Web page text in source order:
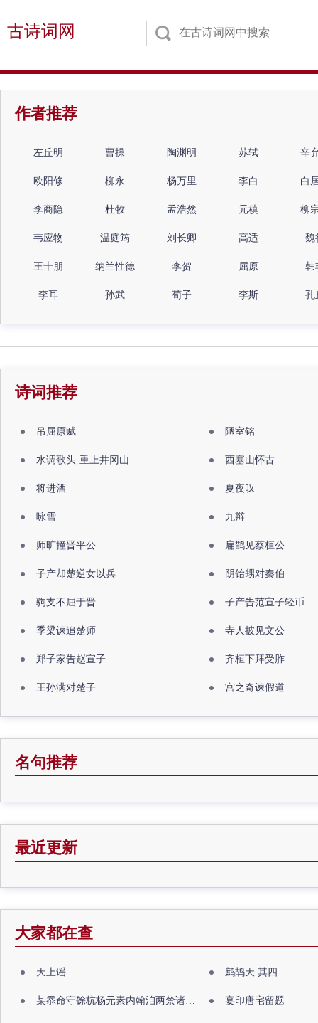
古诗词网
作者推荐
左丘明 曹操 陶渊明 苏轼 辛
欧阳修 柳永 杨万里 李白 白
李商隐 杜牧 孟浩然 元稹 柳
韦应物 温庭筠 刘长卿 高适 魏
王十朋 纳兰性德 李贺 屈原 韩
李耳 孙武 荀子 李斯 孔
诗词推荐
吊屈原赋 陋室铭
水调歌头·重上井冈山 西塞山怀古
将进酒 夏夜叹
咏雪 九辩
师旷撞晋平公 扁鹊见蔡桓公
子产却楚逆女以兵 阴饴甥对秦伯
驹支不屈于晋 子产告范宣子轻币
季梁谏追楚师 寺人披见文公
郑子家告赵宣子 齐桓下拜受胙
王孙满对楚子 宫之奇谏假道
名句推荐
最近更新
大家都在查
天上谣 鹧鸪天 其四
某忝命守馀杭杨元素内翰洎两禁诸公出祖佛寺 宴印唐宅留题